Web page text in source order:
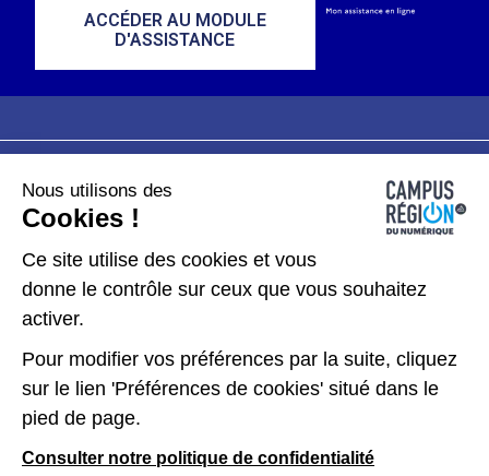
ACCÉDER AU MODULE
D'ASSISTANCE
Plan du site
Données personnelles
Kit de communication
Accessibilité : partiellement conforme
Nous utilisons des
Cookies !
Ce site utilise des cookies et vous
donne le contrôle sur ceux que vous souhaitez
activer.
Pour modifier vos préférences par la suite, cliquez
sur le lien 'Préférences de cookies' situé dans le
pied de page.
Consulter notre politique de confidentialité